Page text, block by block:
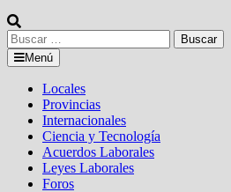
Buscar:
Menú
Locales
Provincias
Internacionales
Ciencia y Tecnología
Acuerdos Laborales
Leyes Laborales
Foros